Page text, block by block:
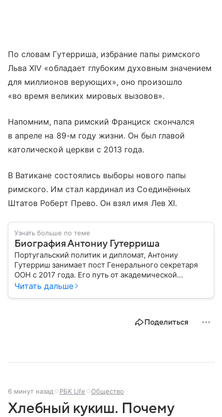
По словам Гутерриша, избрание папы римского
Льва XIV «обладает глубоким духовным значением
для миллионов верующих», оно произошло
«во время великих мировых вызовов».
Напомним, папа римский Франциск скончался
в апреле на 89-м году жизни. Он был главой
католической церкви с 2013 года.
В Ватикане состоялись выборы нового папы
римского. Им стал кардинал из Соединённых
Штатов Роберт Прево. Он взял имя Лев XI.
Узнать больше по теме
Биография Антониу Гутерриша
Португальский политик и дипломат, Антониу
Гутерриш занимает пост Генерального секретаря
ООН с 2017 года. Его путь от академической
карьеры и руководства Португалией до работы с
Читать дальше
Поделиться
6 минут назад РБК Life Общество
Хлебный кукиш. Почему